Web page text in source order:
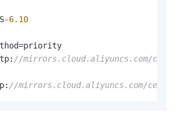
-6.10
: //mirrors.cloud.aliyuncs.com/
: //mirrors.cloud.aliyuncs.com/centos-